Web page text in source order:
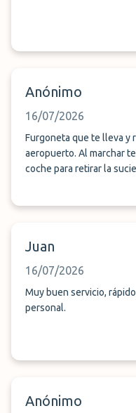
Anónimo
16/07/2026
Furgoneta que te lleva y
aeropuerto. Al marchar
coche para retirar la
Juan
16/07/2026
Muy buen servicio,
personal.
Anónimo